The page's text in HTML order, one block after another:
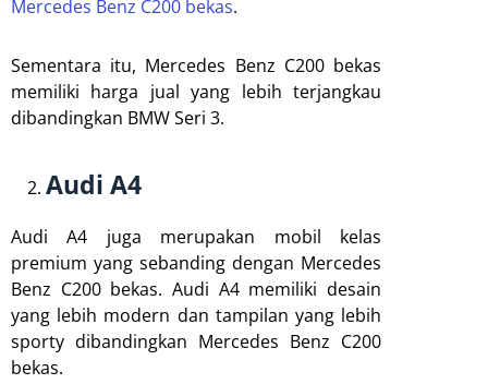
Mercedes Benz C200 bekas.
Sementara itu, Mercedes Benz C200 bekas
memiliki harga jual yang lebih terjangkau
dibandingkan BMW Seri 3.
Audi A4
Audi A4 juga merupakan mobil kelas
premium yang sebanding dengan Mercedes
Benz C200 bekas. Audi A4 memiliki desain
yang lebih modern dan tampilan yang lebih
sporty dibandingkan Mercedes Benz C200
bekas.